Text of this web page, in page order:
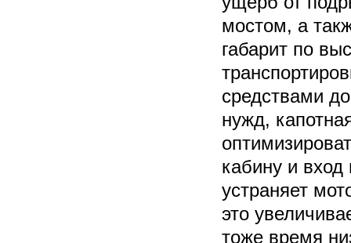
мостом, а
габарит по
средствами
нужд,
кабину и
устраняет
это
тоже время